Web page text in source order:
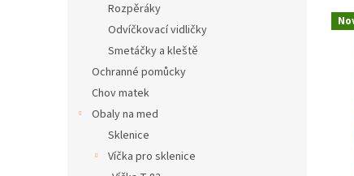
Rozpěráky
Odvíčkovací vidličky
Smetáčky a kleště
Ochranné pomůcky
Chov matek
Obaly na med
Sklenice
Víčka pro sklenice